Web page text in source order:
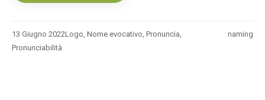
13 Giugno 2022 naming
Logo, Nome evocativo, Pronuncia,
Pronunciabilità